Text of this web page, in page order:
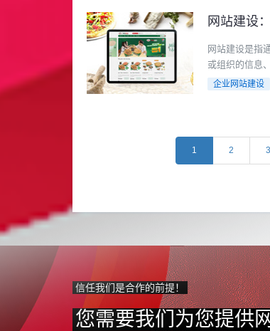
网站建设
网站建设是指
或组织的信息
企业网站建设
1 2 3
信任我们是合作的前提！
您需要我们为您提供